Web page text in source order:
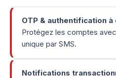
OTP & authentification
Protégez les comptes
unique par SMS.
Notifications